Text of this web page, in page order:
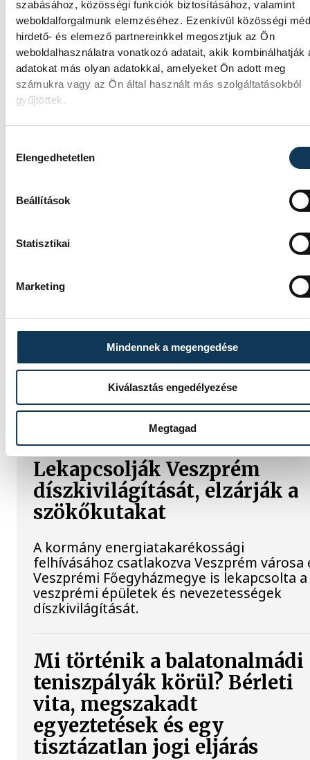
szabásához, közösségi funkciók biztosításához, valamint
weboldalforgalmunk elemzéséhez. Ezenkívül közösségi
hirdető- és elemező partnereinkkel megosztjuk az Ön
weboldalhasználatra vonatkozó adatait, akik kombinálhatják
adatokat más olyan adatokkal, amelyeket Ön adott meg
számukra vagy az Ön által használt más szolgáltatásokból
gyűjtöttek.
Elengedhetetlen
Beállítások
Statisztikai
Marketing
Mindennek a megengedése
Kiválasztás engedélyezése
Megtagad
miniszterelnök a paksi erőműnél tett keddi
látogatása során.
Játék közben fedezik fel a
tudomány világát a
Látványos kísérletek, kreatív feladatok és
sok-sok élmény várja a gyerekeket a
Balassa Marietta, a központ vezetője
be, hogyan teszik izgalmassá a
Augusztus 12-én
napfogyatkozás és
csillaghullás is vár ránk
Az év legsűrűbb csillagászati napján,
augusztus 12-én éjjel tetőzik majd a
Perseidák hullócsillagraj, de ugyanezen a
napon részleges napfogyatkozást is meg
lehet majd figyelni.
Lekapcsolják Veszprém
díszkivilágítását, elzárják a
szökőkutakat
A kormány energiatakarékossági
felhívásához csatlakozva Veszprém városa
Veszprémi Főegyházmegye is lekapcsolta a
veszprémi épületek és nevezetességek
díszkivilágítását.
Mi történik a balatonalmádi
teniszpályák körül? Bérleti
vita, megszakadt
egyeztetések és egy
tisztázatlan jogi eljárás